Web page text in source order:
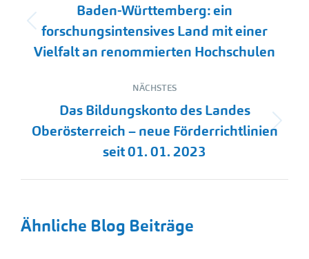
Vorheriger
Beitrag:
Baden-Württemberg: ein
forschungsintensives Land mit einer
Vielfalt an renommierten Hochschulen
NÄCHSTES
Nächster
Beitrag:
Das Bildungskonto des Landes
Oberösterreich – neue Förderrichtlinien
seit 01. 01. 2023
Ähnliche Blog Beiträge